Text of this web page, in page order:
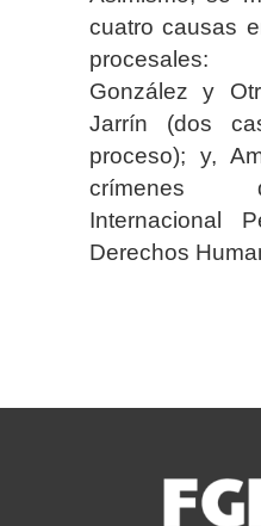
cuatro causas
procesales:
González y
Jarrín (dos
proceso); y,
crímenes
Internacional
Derechos